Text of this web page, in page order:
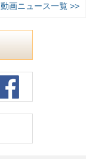
動画ニュース一覧 >>